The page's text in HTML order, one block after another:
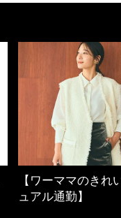
【ワーママのきれ
ュアル通勤】